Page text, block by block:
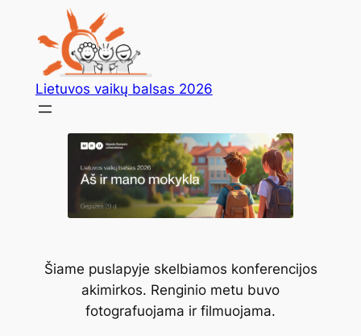
content
Lietuvos vaikų balsas 2026
Šiame puslapyje skelbiamos konferencijos
akimirkos. Renginio metu buvo
fotografuojama ir filmuojama.